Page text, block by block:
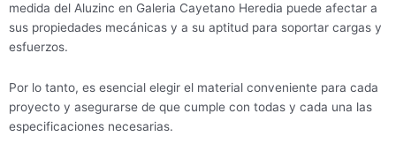
medida del Aluzinc en Galeria Cayetano Heredia puede afectar a
sus propiedades mecánicas y a su aptitud para soportar cargas y
esfuerzos.
Por lo tanto, es esencial elegir el material conveniente para cada
proyecto y asegurarse de que cumple con todas y cada una las
especificaciones necesarias.